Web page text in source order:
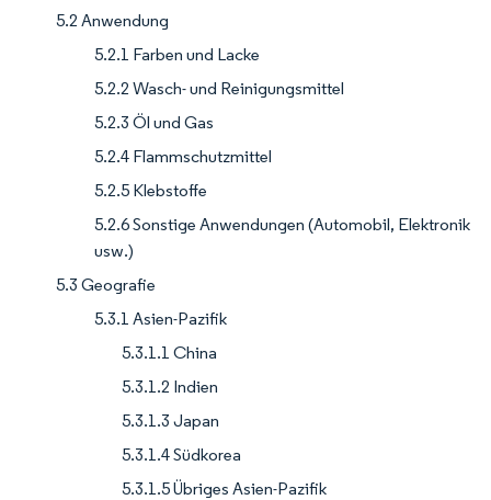
5.2 Anwendung
5.2.1 Farben und Lacke
5.2.2 Wasch- und Reinigungsmittel
5.2.3 Öl und Gas
5.2.4 Flammschutzmittel
5.2.5 Klebstoffe
5.2.6 Sonstige Anwendungen (Automobil, Elektronik
usw.)
5.3 Geografie
5.3.1 Asien-Pazifik
5.3.1.1 China
5.3.1.2 Indien
5.3.1.3 Japan
5.3.1.4 Südkorea
5.3.1.5 Übriges Asien-Pazifik